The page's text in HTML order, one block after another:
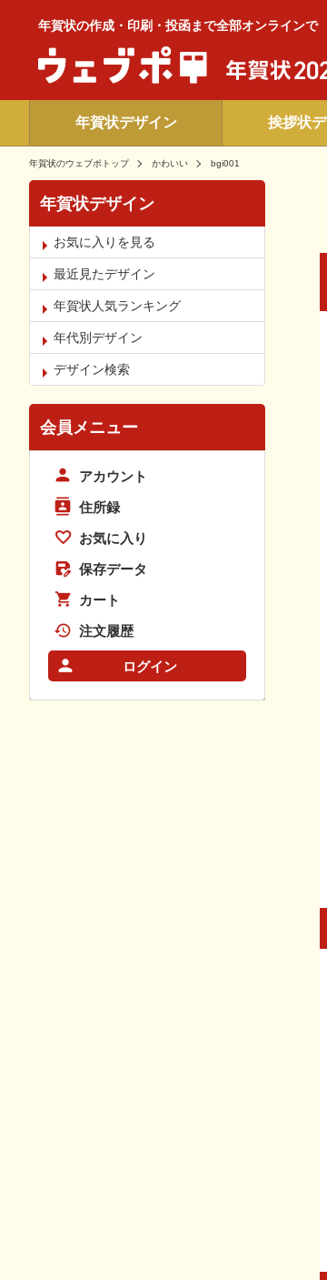
年賀状の作成・印刷・投函まで全部オンラインで
年賀状デザイン 挨拶状
年賀状のウェブポトップ かわいい bgi001
年賀状デザイン
お気に入りを見る
最近見たデザイン
年賀状人気ランキング
年代別デザイン
デザイン検索
会員メニュー
アカウント
住所録
お気に入り
保存データ
カート
注文履歴
ログイン